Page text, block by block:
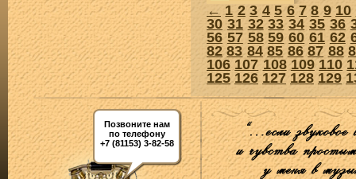
← 1 2 3 4 5 6 7 8 9 10
30 31 32 33 34 35 36
56 57 58 59 60 61 62
82 83 84 85 86 87 88
106 107 108 109 110
125 126 127 128 129
Позвоните нам
по телефону
+7 (81153) 3-82-58